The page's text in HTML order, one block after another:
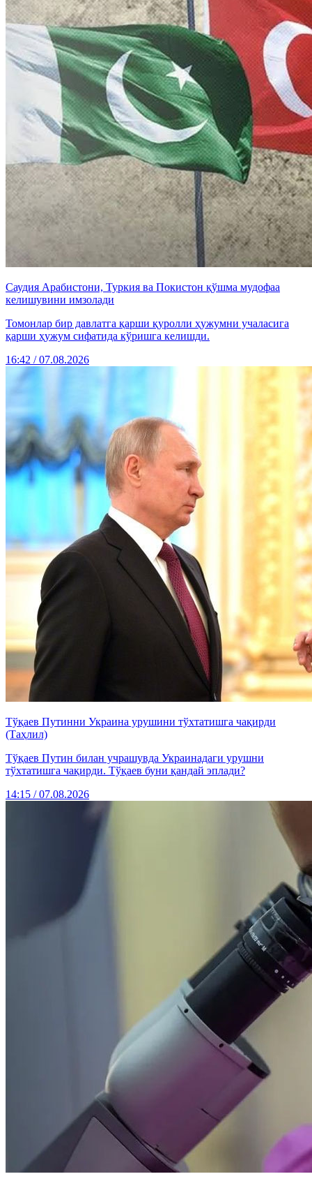
Саудия Арабистони, Туркия ва Покистон қўшма мудофаа
келишувини имзолади
Томонлар бир давлатга қарши қуролли ҳужумни учаласига
қарши ҳужум сифатида кўришга келишди.
16:42 / 07.08.2026
Тўқаев Путинни Украина урушини тўхтатишга чақирди
(Таҳлил)
Тўқаев Путин билан учрашувда Украинадаги урушни
тўхтатишга чақирди. Тўқаев буни қандай эплади?
14:15 / 07.08.2026